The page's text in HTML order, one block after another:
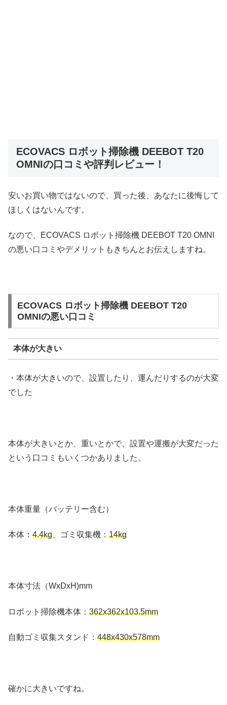
ECOVACS ロボット掃除機 DEEBOT T20
OMNIの口コミや評判レビュー！
安いお買い物ではないので、買った後、あなたに後悔して
ほしくはないんです。
なので、ECOVACS ロボット掃除機 DEEBOT T20 OMNI
の悪い口コミやデメリットもきちんとお伝えしますね。
ECOVACS ロボット掃除機 DEEBOT T20
OMNIの悪い口コミ
本体が大きい
・本体が大きいので、設置したり、運んだりするのが大変
でした
本体が大きいとか、重いとかで、設置や運搬が大変だった
という口コミもいくつかありました。
本体重量（バッテリー含む）
本体： 4.4kg 、ゴミ収集機： 14kg
本体寸法（WxDxH)mm
ロボット掃除機本体： 362x362x103.5mm
自動ゴミ収集スタンド： 448x430x578mm
確かに大きいですね。